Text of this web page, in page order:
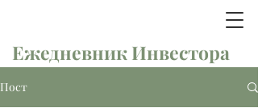
Ежедневник Инвестора
Пост